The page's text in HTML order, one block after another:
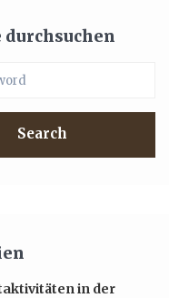
Search
in der